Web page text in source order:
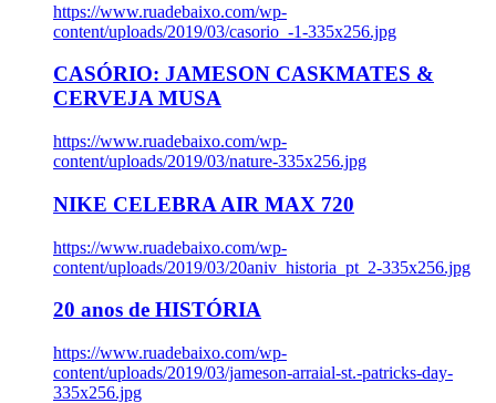
https://www.ruadebaixo.com/wp-
content/uploads/2019/03/casorio_-1-335x256.jpg
CASÓRIO: JAMESON CASKMATES &
CERVEJA MUSA
https://www.ruadebaixo.com/wp-
content/uploads/2019/03/nature-335x256.jpg
NIKE CELEBRA AIR MAX 720
https://www.ruadebaixo.com/wp-
content/uploads/2019/03/20aniv_historia_pt_2-335x256.jpg
20 anos de HISTÓRIA
https://www.ruadebaixo.com/wp-
content/uploads/2019/03/jameson-arraial-st.-patricks-day-
335x256.jpg